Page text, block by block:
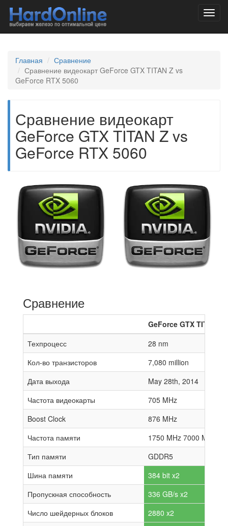
Главная
Сравнение
Сравнение видеокарт GeForce GTX TITAN Z vs
GeForce RTX 5060
Сравнение видеокарт
GeForce GTX TITAN Z vs
GeForce RTX 5060
Сравнение
GeForce GTX TITAN Z
Техпроцесс
28 nm
Кол-во транзисторов
7,080 million
Дата выхода
May 28th, 2014
Частота видеокарты
705 MHz
Boost Clock
876 MHz
Частота памяти
1750 MHz 7000 MHz
Тип памяти
GDDR5
Шина памяти
384 bit x2
Пропускная способность
336 GB/s x2
Число шейдерных блоков
2880 x2